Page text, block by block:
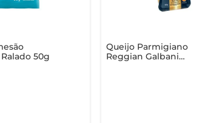
50g
Queijo Parmigiano
Reggian Galbani